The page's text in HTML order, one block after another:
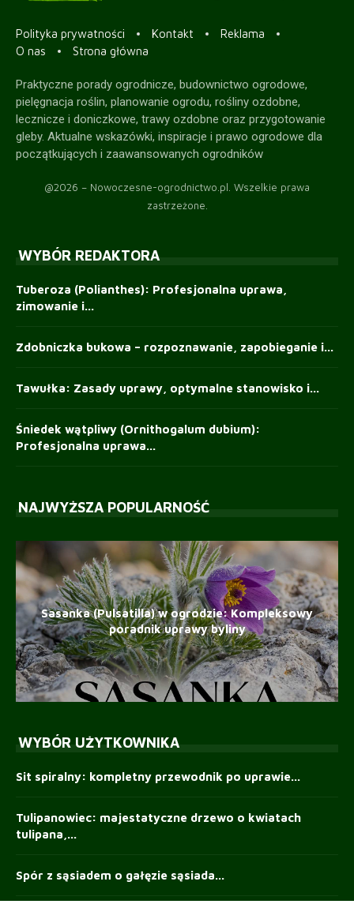
Polityka prywatności Kontakt
Reklama
O nas
Strona główna
Praktyczne porady ogrodnicze, budownictwo ogrodowe,
pielęgnacja roślin, planowanie ogrodu, rośliny ozdobne,
lecznicze i doniczkowe, trawy ozdobne oraz przygotowanie
gleby. Aktualne wskazówki, inspiracje i prawo ogrodowe dla
początkujących i zaawansowanych ogrodników
@2026 – Nowoczesne-ogrodnictwo.pl. Wszelkie prawa
zastrzeżone.
WYBÓR REDAKTORA
Tuberoza (Polianthes): Profesjonalna uprawa,
zimowanie i...
Zdobniczka bukowa – rozpoznawanie, zapobieganie i...
Tawułka: Zasady uprawy, optymalne stanowisko i...
Śniedek wątpliwy (Ornithogalum dubium):
Profesjonalna uprawa...
NAJWYŻSZA POPULARNOŚĆ
Sasanka (Pulsatilla) w ogrodzie: Kompleksowy
poradnik uprawy byliny
WYBÓR UŻYTKOWNIKA
Sit spiralny: kompletny przewodnik po uprawie...
Tulipanowiec: majestatyczne drzewo o kwiatach
tulipana,...
Spór z sąsiadem o gałęzie sąsiada...